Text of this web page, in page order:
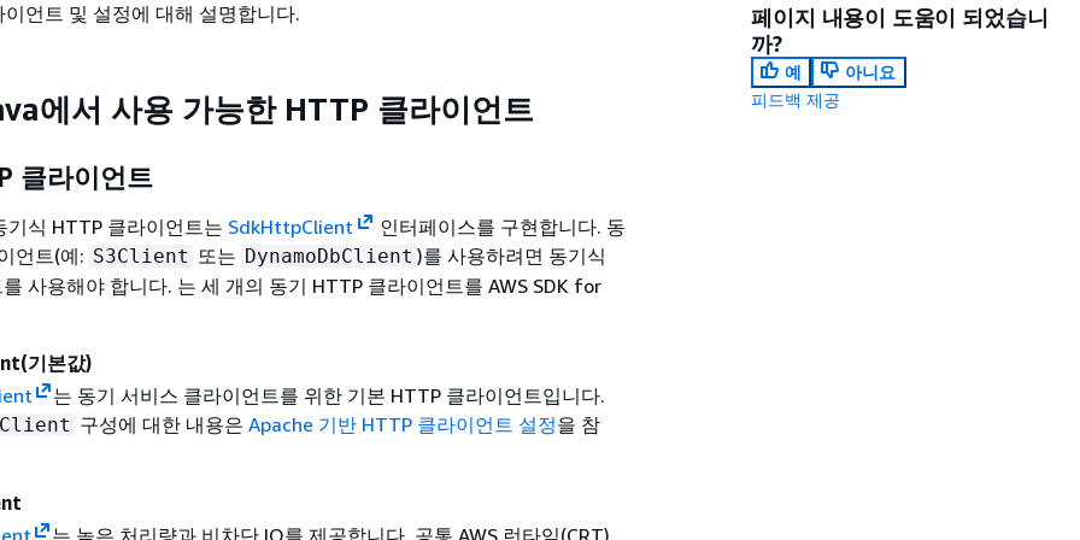
언트 및 설정에 대해 설명합니다.
에서 사용 가능한 HTTP 클라이언트
클라이언트
기식 HTTP 클라이언트는 SdkHttpClient
인터페이스를 구현합니다. 동
언트(예: S3Client 또는 DynamoDbClient )를 사용하려면 동기식
사용해야 합니다. 는 세 개의 동기 HTTP 클라이언트를 AWS SDK for
기본값)
는 동기 서비스 클라이언트를 위한 기본 HTTP 클라이언트입니다.
구성에 대한 내용은 Apache 기반 HTTP 클라이언트 설정을 참
페이지 내용이 도움이 되었습니
까?
예
아니요
피드백 제공